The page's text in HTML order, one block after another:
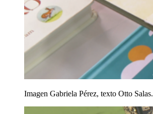
Imagen Gabriela Pérez, texto Otto Salas.